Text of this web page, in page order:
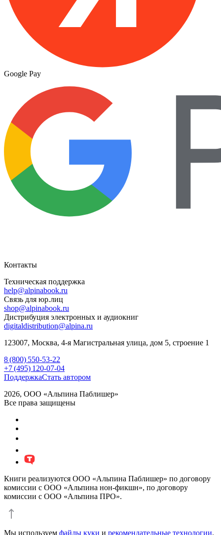
Google Pay
Контакты
Техническая поддержка
help@alpinabook.ru
Связь для юр.лиц
shop@alpinabook.ru
Дистрибуция электронных и аудиокниг
digitaldistribution@alpina.ru
123007, Москва, 4-я Магистральная улица, дом 5, строение 1
8 (800) 550-53-22
+7 (495) 120-07-04
ПоддержкаСтать автором
2026, ООО «Альпина Паблишер»
Все права защищены
Книги реализуются ООО «Альпина Паблишер» по договору
комиссии с ООО «Альпина нон-фикшн», по договору
комиссии с ООО «Альпина ПРО».
Мы используем файлы куки и рекомендательные технологии.